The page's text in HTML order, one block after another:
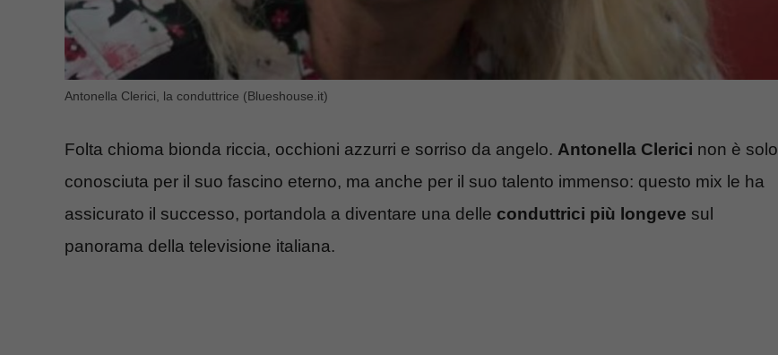
Antonella Clerici, la conduttrice (Blueshouse.it)
Folta chioma bionda riccia, occhioni azzurri e sorriso da angelo. Antonella Clerici non è solo
conosciuta per il suo fascino eterno, ma anche per il suo talento immenso: questo mix le ha
assicurato il successo, portandola a diventare una delle conduttrici più longeve sul
panorama della televisione italiana.